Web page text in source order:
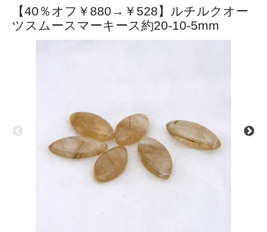
【40％オフ￥880→￥528】ルチルクオー
ツスムースマーキース約20-10-5mm